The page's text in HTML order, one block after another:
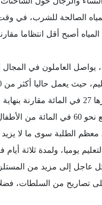
المياه الصالحة للشرب، في
أصبح أقل انتظاما
العاملون في المجال
مؤقت، بزيادة قدرها 27 في المائة
أنحاء غزة.
معظم الطلبة سوى ما لا
يوميا، ولمدة ثلاثة أيام
عاجل إلى مزيد من
تصاريح من السلطات،